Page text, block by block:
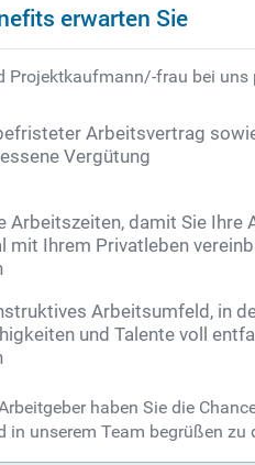
erwarten Sie
Projektkaufmann/-frau bei uns
Arbeitsvertrag
Vergütung
Arbeitszeiten, damit Sie Ihre
mit Ihrem Privatleben
Arbeitsumfeld, in
und Talente voll
haben Sie die
in unserem Team begrüßen zu